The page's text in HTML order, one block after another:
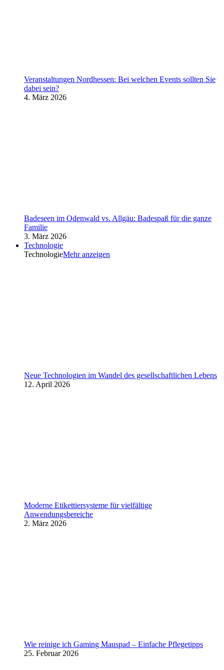
Veranstaltungen Nordhessen: Bei welchen Events sollten Sie
dabei sein?
4. März 2026
Badeseen im Odenwald vs. Allgäu: Badespaß für die ganze
Familie
3. März 2026
Technologie
TechnologieMehr anzeigen
Neue Technologien im Wandel des gesellschaftlichen Lebens
12. April 2026
Moderne Etikettiersysteme für vielfältige
Anwendungsbereiche
2. März 2026
Wie reinige ich Gaming Mauspad – Einfache Pflegetipps
25. Februar 2026